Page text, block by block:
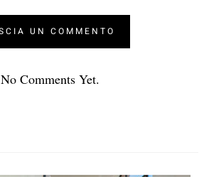
No Comments Yet.